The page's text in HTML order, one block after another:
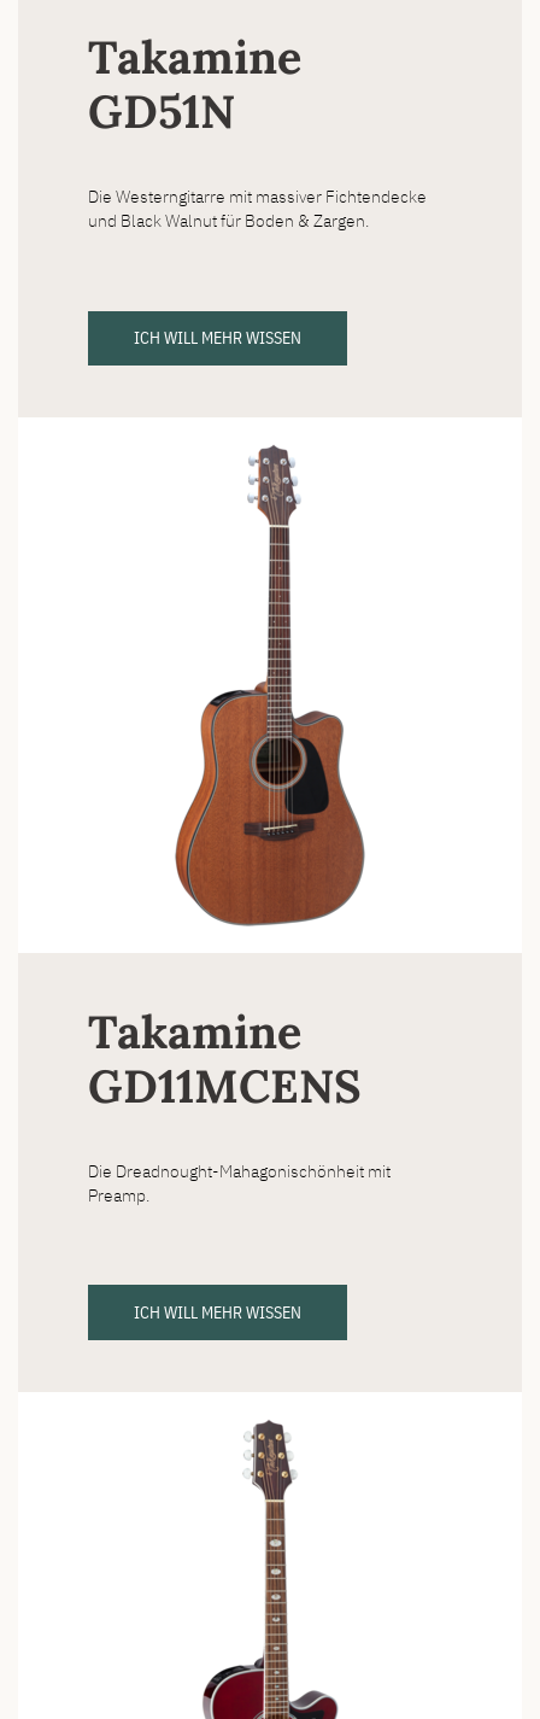
Takamine
GD51N
Die Westerngitarre mit massiver Fichtendecke
und Black Walnut für Boden & Zargen.
ICH WILL MEHR WISSEN
Takamine
GD11MCENS
Die Dreadnought-Mahagonischönheit mit
Preamp.
ICH WILL MEHR WISSEN